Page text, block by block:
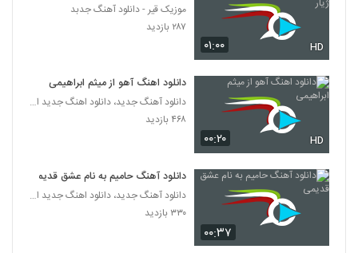
6228
Shakib Karami Psithurism
۲۸۷ بازدید
دانلود آهنگ جدید و زیبای آیریک بند با نام
6230
آهنگ باران از امیرحسین وحیدی(پاپ)
۲۳۱ بازدید
دانلود آهنگ رامین بهارستانی سفر (به همراه
علیرضا عباس زاده)
۲۸۹ بازدید
۰۱:۰۰ HD
موزیک قیر - دانلود آهنگ جدبد
۲۸۷ بازدید
۰۰:۲۰ HD
دانلود اهنگ آهو از میثم ابراهیمی
دانلود آهنگ جدید، دانلود اهنگ جدید ایرانی
۴۶۸ بازدید
۰۰:۳۷
دانلود آهنگ حامیم به نام عشق قدیمی
دانلود آهنگ جدید، دانلود اهنگ جدید ایرانی
۳۳۰ بازدید